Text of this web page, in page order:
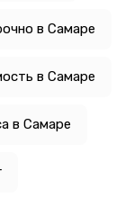
в Самаре
в Самаре
в Самаре